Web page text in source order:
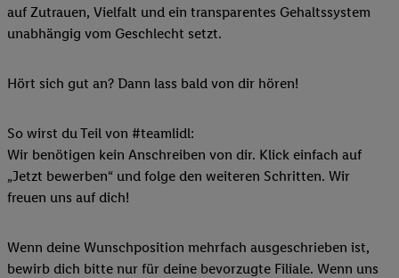
auf Zutrauen, Vielfalt und ein transparentes Gehaltssystem
unabhängig vom Geschlecht setzt.
Hört sich gut an? Dann lass bald von dir hören!
So wirst du Teil von #teamlidl:
Wir benötigen kein Anschreiben von dir. Klick einfach auf
„Jetzt bewerben“ und folge den weiteren Schritten. Wir
freuen uns auf dich!
Wenn deine Wunschposition mehrfach ausgeschrieben ist,
bewirb dich bitte nur für deine bevorzugte Filiale. Wenn uns